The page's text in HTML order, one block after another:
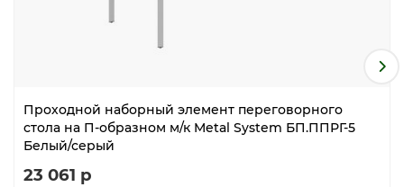
Проходной наборный элемент переговорного
стола на П-образном м/к Metal System БП.ППРГ-5
Белый/серый
23 061 р